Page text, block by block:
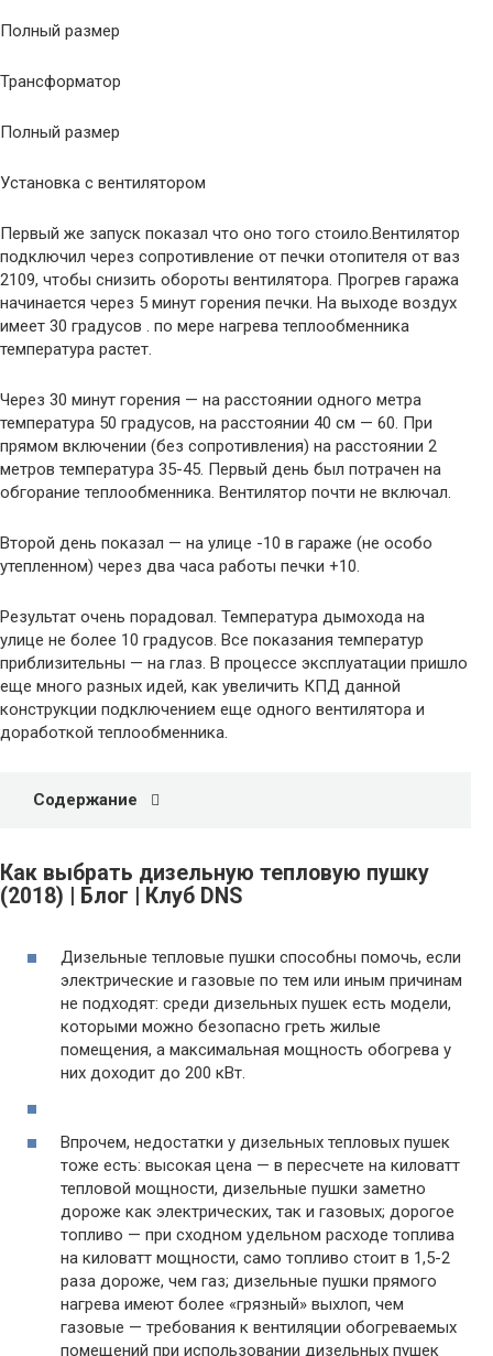
Полный размер
Трансформатор
Полный размер
Установка с вентилятором
Первый же запуск показал что оно того стоило.Вентилятор
подключил через сопротивление от печки отопителя от ваз
2109, чтобы снизить обороты вентилятора. Прогрев гаража
начинается через 5 минут горения печки. На выходе воздух
имеет 30 градусов . по мере нагрева теплообменника
температура растет.
Через 30 минут горения — на расстоянии одного метра
температура 50 градусов, на расстоянии 40 см — 60. При
прямом включении (без сопротивления) на расстоянии 2
метров температура 35-45. Первый день был потрачен на
обгорание теплообменника. Вентилятор почти не включал.
Второй день показал — на улице -10 в гараже (не особо
утепленном) через два часа работы печки +10.
Результат очень порадовал. Температура дымохода на
улице не более 10 градусов. Все показания температур
приблизительны — на глаз. В процессе эксплуатации пришло
еще много разных идей, как увеличить КПД данной
конструкции подключением еще одного вентилятора и
доработкой теплообменника.
Содержание
Как выбрать дизельную тепловую пушку
(2018) | Блог | Клуб DNS
Дизельные тепловые пушки способны помочь, если
электрические и газовые по тем или иным причинам
не подходят: среди дизельных пушек есть модели,
которыми можно безопасно греть жилые
помещения, а максимальная мощность обогрева у
них доходит до 200 кВт.
Впрочем, недостатки у дизельных тепловых пушек
тоже есть: высокая цена — в пересчете на киловатт
тепловой мощности, дизельные пушки заметно
дороже как электрических, так и газовых; дорогое
топливо — при сходном удельном расходе топлива
на киловатт мощности, само топливо стоит в 1,5-2
раза дороже, чем газ; дизельные пушки прямого
нагрева имеют более «грязный» выхлоп, чем
газовые — требования к вентиляции обогреваемых
помещений при использовании дизельных пушек